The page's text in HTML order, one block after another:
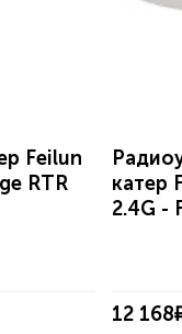
Feilun
RTR
катер
2.4G -
12